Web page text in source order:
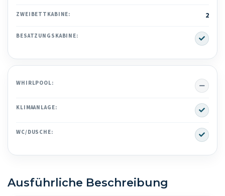
ZWEIBETTKABINE: 2
BESATZUNGSKABINE: Yes
WHIRLPOOL: No
KLIMAANLAGE: Yes
WC/DUSCHE: Yes
Ausführliche Beschreibung